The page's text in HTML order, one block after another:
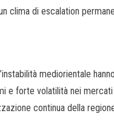
clima di escalation
mediorientale
e forte volatilità nei
continua della